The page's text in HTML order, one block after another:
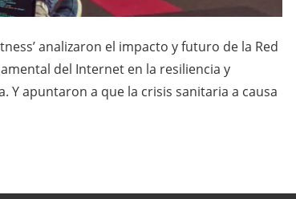
analizaron el impacto y futuro de la Red
del Internet en la resiliencia y
apuntaron a que la crisis sanitaria a causa